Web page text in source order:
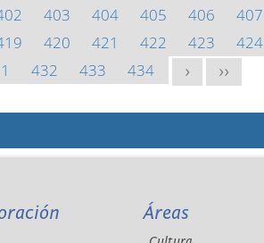
403 404 405 406 407
420 421 422 423 424
432 433 434 > >>
Áreas